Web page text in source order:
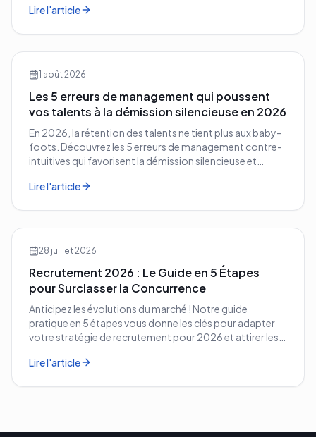
Lire l'article
1 août 2026
Les 5 erreurs de management qui poussent
vos talents à la démission silencieuse en 2026
En 2026, la rétention des talents ne tient plus aux baby-
foots. Découvrez les 5 erreurs de management contre-
intuitives qui favorisent la démission silencieuse et
Lire l'article
28 juillet 2026
Recrutement 2026 : Le Guide en 5 Étapes
pour Surclasser la Concurrence
Anticipez les évolutions du marché ! Notre guide
pratique en 5 étapes vous donne les clés pour adapter
votre stratégie de recrutement pour 2026 et attirer les
Lire l'article